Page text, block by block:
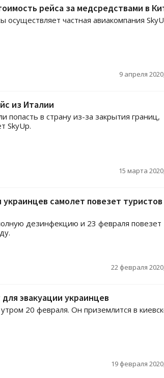
рейса за медсредствами в
частная авиакомпания
9 апреля
из Италии
попасть в страну из-за закрытия границ,
SkyUp.
15 марта
самолет повезет туристов
дезинфекцию и 23 февраля повезет
22 февраля
эвакуации украинцев
20 февраля. Он приземлится в
19 февраля